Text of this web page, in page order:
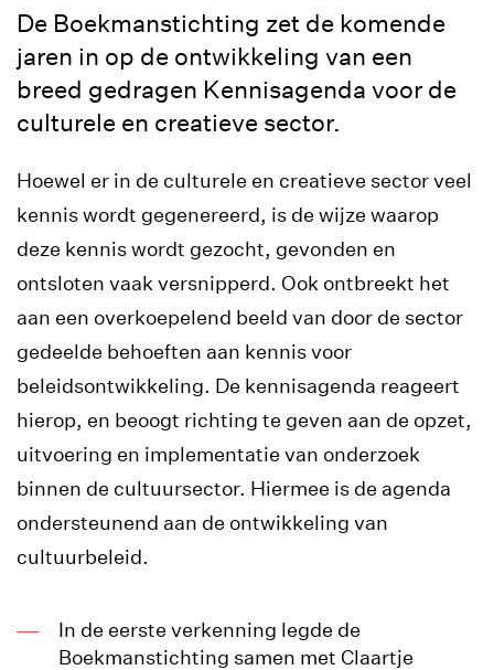
De Boekmanstichting zet de komende
jaren in op de ontwikkeling van een
breed gedragen Kennisagenda voor de
culturele en creatieve sector.
Hoewel er in de culturele en creatieve sector veel
kennis wordt gegenereerd, is de wijze waarop
deze kennis wordt gezocht, gevonden en
ontsloten vaak versnipperd. Ook ontbreekt het
aan een overkoepelend beeld van door de sector
gedeelde behoeften aan kennis voor
beleidsontwikkeling. De kennisagenda reageert
hierop, en beoogt richting te geven aan de opzet,
uitvoering en implementatie van onderzoek
binnen de cultuursector. Hiermee is de agenda
ondersteunend aan de ontwikkeling van
cultuurbeleid.
In de eerste verkenning legde de
Boekmanstichting samen met Claartje